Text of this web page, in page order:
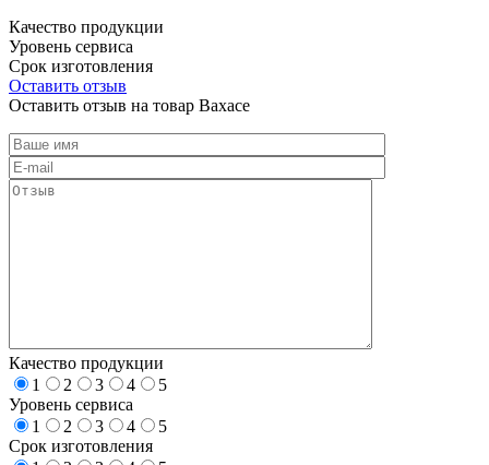
Качество продукции
Уровень сервиса
Срок изготовления
Оставить отзыв
Оставить отзыв на товар Вахасе
Качество продукции
1
2 3 4
5
Уровень сервиса
1
2 3 4
5
Срок изготовления